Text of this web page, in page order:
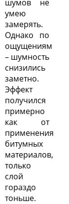
шумов не
умею
замерять.
Однако по
ощущениям
– шумность
снизились
заметно.
Эффект
получился
примерно
как от
применения
битумных
материалов,
только
слой
гораздо
тоньше.